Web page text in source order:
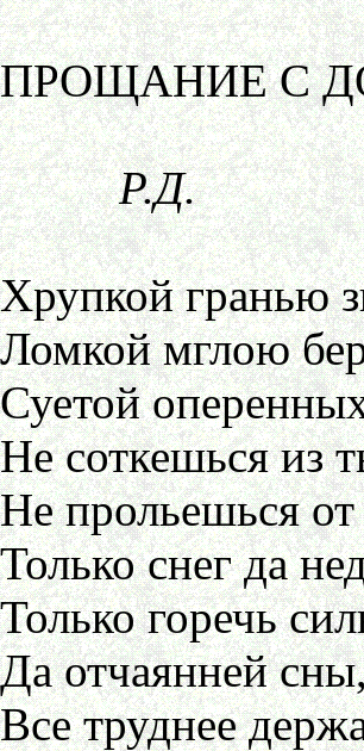
ПРОЩАНИЕ С
Р.Д.
Хрупкой гранью
Ломкой мглою
Суетой
Не соткешься из
Не прольешься от
Только снег да
Только горечь
Да отчаянней
Все труднее